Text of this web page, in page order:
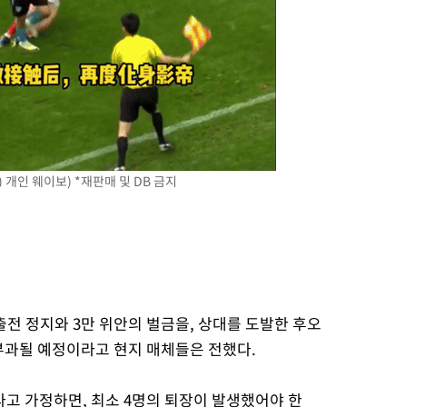
인 웨이보) *재판매 및 DB 금지
정지와 3만 위안의 벌금을, 상대를 도발한 후오
될 예정이라고 현지 매체들은 전했다.
가정하면, 최소 4명의 퇴장이 발생했어야 한